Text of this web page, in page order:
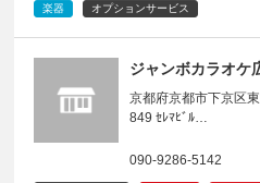
楽器
オプションサービス
ジャンボカラオ
京都府京都市下京区
849 ｾﾚﾏﾋﾞﾙ…
090-9286-5142